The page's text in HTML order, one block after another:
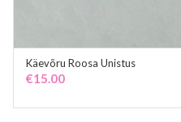
Käevõru Roosa Unistus
€15.00